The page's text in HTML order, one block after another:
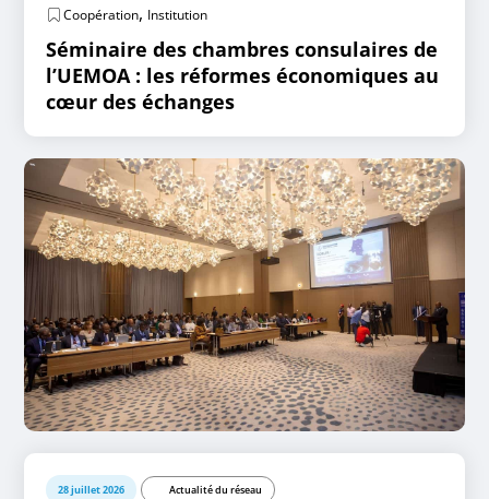
Coopération, Institution
Séminaire des chambres consulaires de
l’UEMOA : les réformes économiques au
cœur des échanges
28 juillet 2026 Actualité du réseau